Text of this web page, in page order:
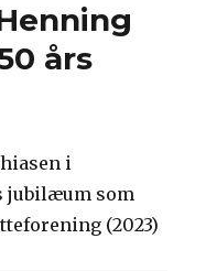
års
i
jubilæum som
(2023)